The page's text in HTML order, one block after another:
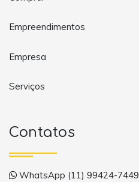
Empreendimentos
Empresa
Serviços
Contatos
WhatsApp (11) 99424-7449